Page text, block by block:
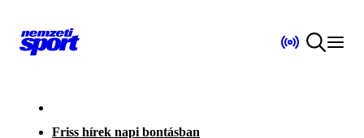
Friss hírek napi bontásban